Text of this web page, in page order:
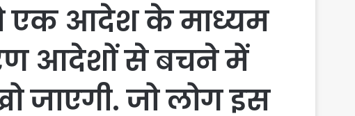
एक आदेश के माध्यम
आदेशों से बचने में
जाएगी. जो लोग इस